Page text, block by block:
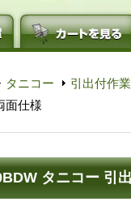
タニコー
引出付作
面仕様
タニコー 引